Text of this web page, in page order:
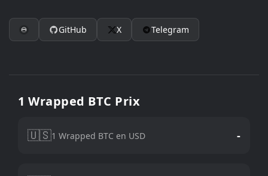
GitHub X Telegram
1 Wrapped BTC Prix
🇺🇸1 Wrapped BTC en USD -